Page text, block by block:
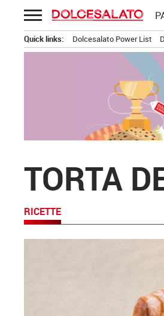
Passa
al
contenuto
Quick links: Dolcesalato Power List
TORTA
RICETTE